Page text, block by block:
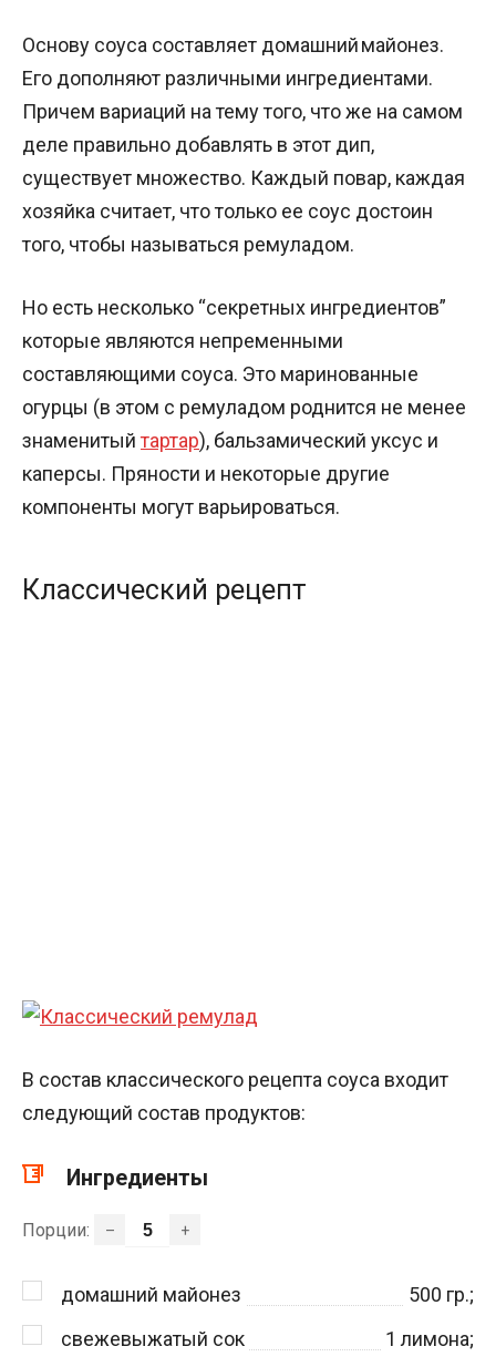
Основу соуса составляет домашний майонез.
Его дополняют различными ингредиентами.
Причем вариаций на тему того, что же на самом
деле правильно добавлять в этот дип,
существует множество. Каждый повар, каждая
хозяйка считает, что только ее соус достоин
того, чтобы называться ремуладом.
Но есть несколько “секретных ингредиентов”
которые являются непременными
составляющими соуса. Это маринованные
огурцы (в этом с ремуладом роднится не менее
знаменитыйтартар), бальзамический уксус и
каперсы. Пряности и некоторые другие
компоненты могут варьироваться.
Классический рецепт
В состав классического рецепта соуса входит
следующий состав продуктов:
Ингредиенты
Порции: – +
домашний майонез 500 гр.;
свежевыжатый сок
1 лимона;